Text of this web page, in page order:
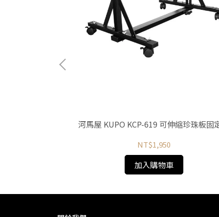
河馬屋 KUPO KCP-619 可伸縮珍珠板固
NT$1,950
加入購物車